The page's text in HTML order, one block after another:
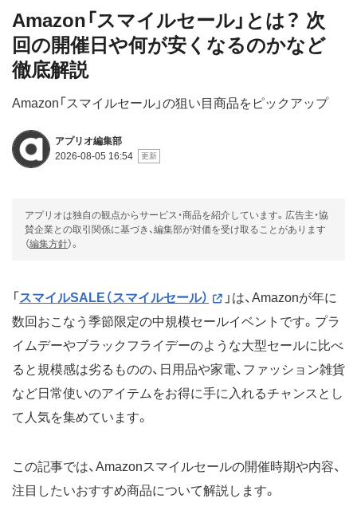
Amazon「スマイルセール」とは？ 次
回の開催日や何が安くなるのかなど
徹底解説
Amazon「スマイルセール」の狙い目商品をピックアップ
アプリオ編集部
2026-08-05 16:54
アプリオは独自の観点からサービス・商品を紹介しています。広告主・協
賛企業との取引関係に基づき、編集部が対価を受け取ることがあります
（編集方針）。
「 スマイルSALE（スマイルセール）
」は、Amazonが年に
数回おこなう季節限定の中規模セールイベントです。プラ
イムデーやブラックフライデーのような大型セールに比べ
ると規模感は劣るものの、日用品や家電、ファッション雑貨
など日常使いのアイテムをお得に手に入れるチャンスとし
て人気を集めています。
この記事では、Amazonスマイルセールの開催時期や内容、
注目したいおすすめ商品について解説します。